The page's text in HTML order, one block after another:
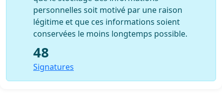
personnelles soit motivé par une raison
légitime et que ces informations soient
conservées le moins longtemps possible.
48
Signatures